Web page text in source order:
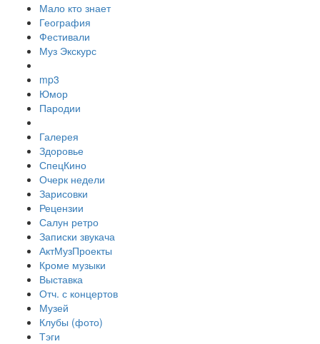
Мало кто знает
География
Фестивали
Муз Экскурс
mp3
Юмор
Пародии
Галерея
Здоровье
СпецКино
Очерк недели
Зарисовки
Рецензии
Салун ретро
Записки звукача
АктМузПроекты
Кроме музыки
Выставка
Отч. с концертов
Музей
Клубы (фото)
Тэги